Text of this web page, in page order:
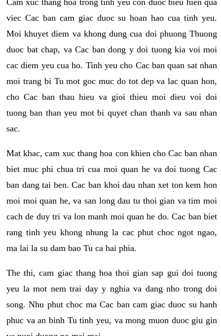
Cam xuc thang hoa trong tinh yeu con duoc bieu hien qua
viec Cac ban cam giac duoc su hoan hao cua tinh yeu.
Moi khuyet diem va khong dung cua doi phuong Thuong
duoc bat chap, va Cac ban dong y doi tuong kia voi moi
cac diem yeu cua ho. Tinh yeu cho Cac ban quan sat nhan
moi trang bi Tu mot goc muc do tot dep va lac quan hon,
cho Cac ban thau hieu va gioi thieu moi dieu voi doi
tuong ban than yeu mot bi quyet chan thanh va sau nhan
sac.
Mat khac, cam xuc thang hoa con khien cho Cac ban nhan
biet muc phi chua tri cua moi quan he va doi tuong Cac
ban dang tai ben. Cac ban khoi dau nhan xet ton kem hon
moi moi quan he, va san long dau tu thoi gian va tim moi
cach de duy tri va lon manh moi quan he do. Cac ban biet
rang tinh yeu khong nhung la cac phut choc ngot ngao,
ma lai la su dam bao Tu ca hai phia.
The thi, cam giac thang hoa thoi gian sap gui doi tuong
yeu la mot nem trai day y nghia va dang nho trong doi
song. Nhu phut choc ma Cac ban cam giac duoc su hanh
phuc va an binh Tu tinh yeu, va mong muon duoc giu gin